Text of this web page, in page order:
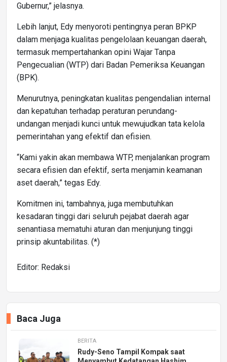
Gubernur,” jelasnya.
Lebih lanjut, Edy menyoroti pentingnya peran BPKP
dalam menjaga kualitas pengelolaan keuangan daerah,
termasuk mempertahankan opini Wajar Tanpa
Pengecualian (WTP) dari Badan Pemeriksa Keuangan
(BPK).
Menurutnya, peningkatan kualitas pengendalian internal
dan kepatuhan terhadap peraturan perundang-
undangan menjadi kunci untuk mewujudkan tata kelola
pemerintahan yang efektif dan efisien.
“Kami yakin akan membawa WTP, menjalankan program
secara efisien dan efektif, serta menjamin keamanan
aset daerah,” tegas Edy.
Komitmen ini, tambahnya, juga membutuhkan
kesadaran tinggi dari seluruh pejabat daerah agar
senantiasa mematuhi aturan dan menjunjung tinggi
prinsip akuntabilitas. (*)
Editor: Redaksi
Baca Juga
BERITA
Rudy-Seno Tampil Kompak saat